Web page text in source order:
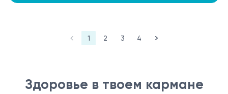
1 2 3 4
Здоровье в твоем кармане